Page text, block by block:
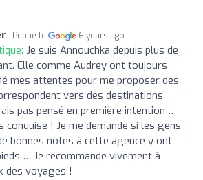
Publié le 6 years ago
Je suis Annouchka depuis plus de
Elle comme Audrey ont toujours
mes attentes pour me proposer des
vers des destinations
pas pensé en première intention …
conquise ! Je me demande si les gens
bonnes notes à cette agence y ont
… Je recommande vivement à
des voyages !